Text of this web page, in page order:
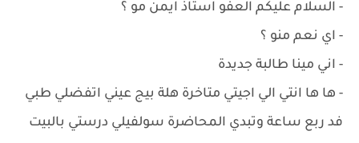
- السلام عليكم العفو استاذ ايمن مو ؟
- اي نعم منو ؟
- اني مينا طالبة جديدة
- ها ها انتي الي اجيتي متاخرة هلة بيج عيني اتفضلي طبي
فد ربع ساعة وتبدي المحاضرة سولفيلي درستي بالبيت